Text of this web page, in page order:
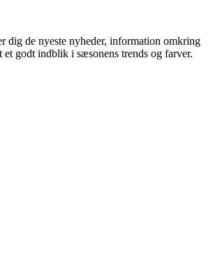
dig de nyeste nyheder, information omkring
et godt indblik i sæsonens trends og farver.